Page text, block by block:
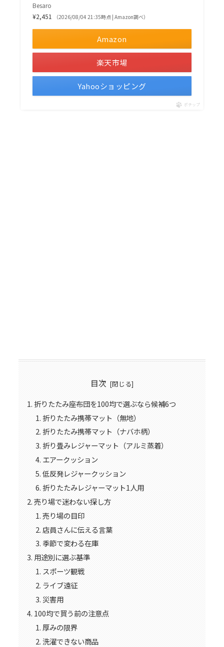
Besaro
¥2,451
（2026/08/04 21:35時点 | Amazon調べ）
Amazon
楽天市場
Yahooショッピング
ポチップ
目次
折りたたみ座布団を100均で選ぶなら候補6つ
折りたたみ携帯マット（無地）
折りたたみ携帯マット（ナバホ柄）
折り畳みレジャーマット（アルミ蒸着）
エアークッション
低反発レジャークッション
折りたたみレジャーマット1人用
売り場で迷わない探し方
売り場の目印
店員さんに伝える言葉
季節で変わる在庫
用途別に選ぶ基準
スポーツ観戦
ライブ遠征
災害用
100均で買う前の注意点
厚みの限界
洗濯できない商品